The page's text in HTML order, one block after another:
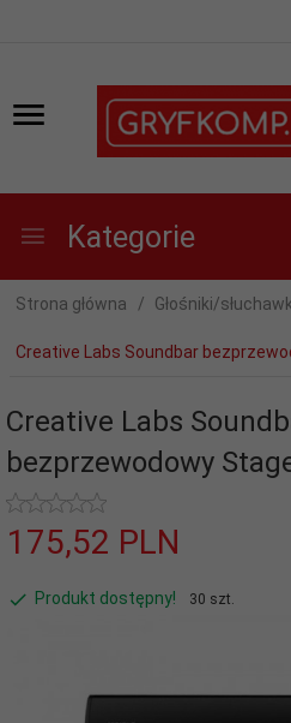
Kategorie
Strona główna Głośniki/
Creative Labs Soundbar
Creative Labs
bezprzewodowy
175,52 PLN
Produkt dostępny! 30 szt.